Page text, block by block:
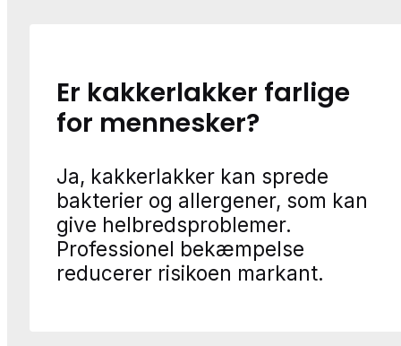
Er kakkerlakker farlige
for mennesker?
Ja, kakkerlakker kan sprede
bakterier og allergener, som kan
give helbredsproblemer.
Professionel bekæmpelse
reducerer risikoen markant.